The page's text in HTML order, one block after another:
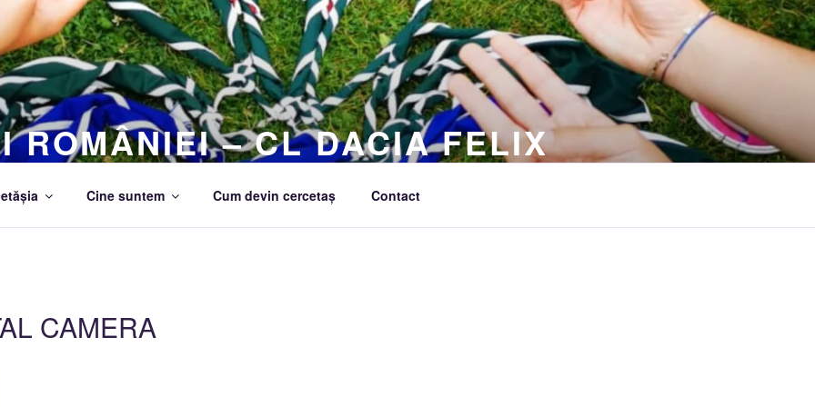
ROMÂNIEI – CL DACIA FELIX
Cine suntem Cum devin cercetaș Contact
CAMERA